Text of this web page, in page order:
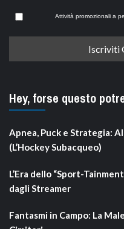
Attività promozionali a
Hey, forse questo
Apnea, Puck e Strategia:
(L’Hockey Subacqueo)
L’Era dello “Sport-
dagli Streamer
Fantasmi in Campo: La